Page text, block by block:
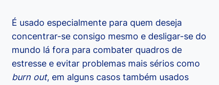
É usado especialmente para quem deseja
concentrar-se consigo mesmo e desligar-se do
mundo lá fora para combater quadros de
estresse e evitar problemas mais sérios como
burn out, em alguns casos também usados